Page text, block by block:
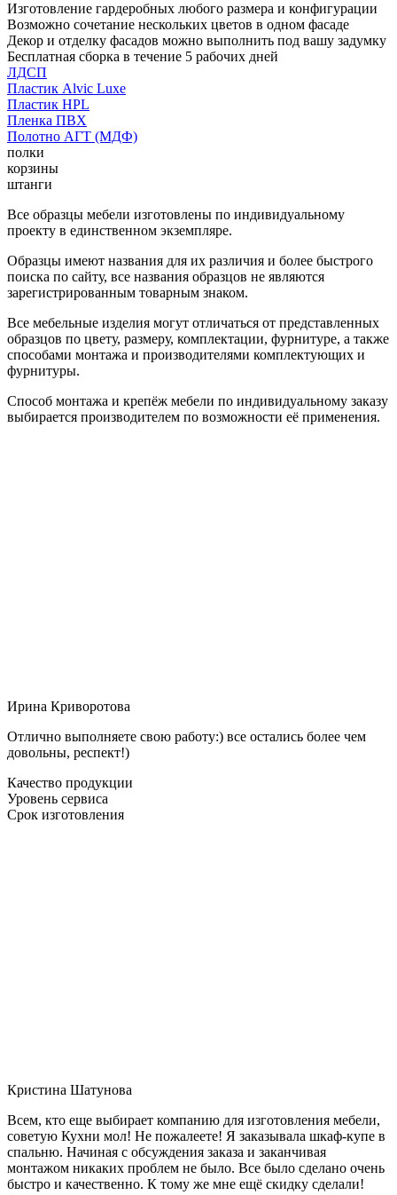
Изготовление гардеробных любого размера и конфигурации
Возможно сочетание нескольких цветов в одном фасаде
Декор и отделку фасадов можно выполнить под вашу задумку
Бесплатная сборка в течение 5 рабочих дней
ЛДСП
Пластик Alvic Luxe
Пластик HPL
Пленка ПВХ
Полотно АГТ (МДФ)
полки
корзины
штанги
Все образцы мебели изготовлены по индивидуальному
проекту в единственном экземпляре.
Образцы имеют названия для их различия и более быстрого
поиска по сайту, все названия образцов не являются
зарегистрированным товарным знаком.
Все мебельные изделия могут отличаться от представленных
образцов по цвету, размеру, комплектации, фурнитуре, а также
способами монтажа и производителями комплектующих и
фурнитуры.
Способ монтажа и крепёж мебели по индивидуальному заказу
выбирается производителем по возможности её применения.
Ирина Криворотова
Отлично выполняете свою работу:) все остались более чем
довольны, респект!)
Качество продукции
Уровень сервиса
Срок изготовления
Кристина Шатунова
Всем, кто еще выбирает компанию для изготовления мебели,
советую Кухни мол! Не пожалеете! Я заказывала шкаф-купе в
спальню. Начиная с обсуждения заказа и заканчивая
монтажом никаких проблем не было. Все было сделано очень
быстро и качественно. К тому же мне ещё скидку сделали!